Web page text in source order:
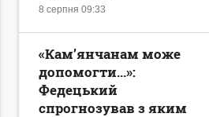
8 серпня 09:33
«Кам’янчанам може
допомогти...»:
Федецький
спрогнозував з яким